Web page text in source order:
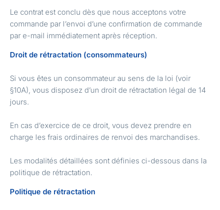
Le contrat est conclu dès que nous acceptons votre
commande par l’envoi d’une confirmation de commande
par e-mail immédiatement après réception.
Droit de rétractation (consommateurs)
Si vous êtes un consommateur au sens de la loi (voir
§10A), vous disposez d’un droit de rétractation légal de 14
jours.
En cas d’exercice de ce droit, vous devez prendre en
charge les frais ordinaires de renvoi des marchandises.
Les modalités détaillées sont définies ci-dessous dans la
politique de rétractation.
Politique de rétractation